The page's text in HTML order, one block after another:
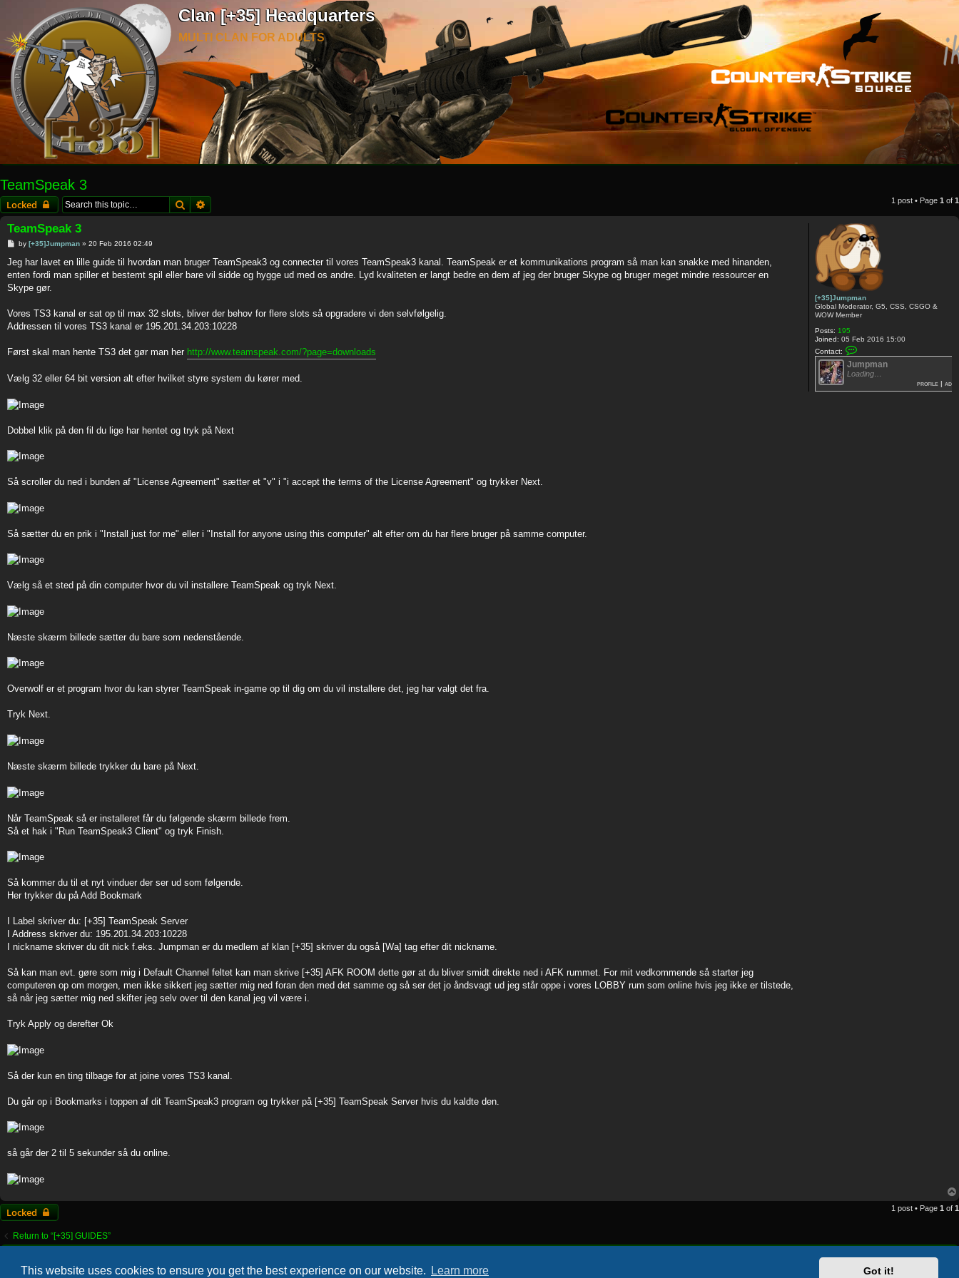
This website uses cookies to ensure you get the best experience on our website. Learn more Got it!
Clan [+35] Headquarters
MULTI CLAN FOR ADULTS
TeamSpeak 3
Locked SearchAdvanced search 1 post • Page 1 of 1
[+35]Jumpman
Global Moderator, G5, CSS, CSGO &
WOW Member
Posts: 195
Joined: 05 Feb 2016 15:00
Contact:
o
n
t
c
Jumpman
Loading…
profile | add
TeamSpeak 3
P
s
by [+35]Jumpman» 20 Feb 2016 02:49
Jeg har lavet en lille guide til hvordan man bruger TeamSpeak3 og connecter til vores TeamSpeak3 kanal. TeamSpeak er et kommunikations program så man kan snakke med hinanden,
enten fordi man spiller et bestemt spil eller bare vil sidde og hygge ud med os andre. Lyd kvaliteten er langt bedre en dem af jeg der bruger Skype og bruger meget mindre ressourcer en
Skype gør.
Vores TS3 kanal er sat op til max 32 slots, bliver der behov for flere slots så opgradere vi den selvfølgelig.
Addressen til vores TS3 kanal er 195.201.34.203:10228
Først skal man hente TS3 det gør man her http://www.teamspeak.com/?page=downloads
Vælg 32 eller 64 bit version alt efter hvilket styre system du kører med.
Dobbel klik på den fil du lige har hentet og tryk på Next
Så scroller du ned i bunden af "License Agreement" sætter et "v" i "i accept the terms of the License Agreement" og trykker Next.
Så sætter du en prik i "Install just for me" eller i "Install for anyone using this computer" alt efter om du har flere bruger på samme computer.
Vælg så et sted på din computer hvor du vil installere TeamSpeak og tryk Next.
Næste skærm billede sætter du bare som nedenstående.
Overwolf er et program hvor du kan styrer TeamSpeak in-game op til dig om du vil installere det, jeg har valgt det fra.
Tryk Next.
Næste skærm billede trykker du bare på Next.
Når TeamSpeak så er installeret får du følgende skærm billede frem.
Så et hak i "Run TeamSpeak3 Client" og tryk Finish.
Så kommer du til et nyt vinduer der ser ud som følgende.
Her trykker du på Add Bookmark
I Label skriver du: [+35] TeamSpeak Server
I Address skriver du: 195.201.34.203:10228
I nickname skriver du dit nick f.eks. Jumpman er du medlem af klan [+35] skriver du også [Wa] tag efter dit nickname.
Så kan man evt. gøre som mig i Default Channel feltet kan man skrive [+35] AFK ROOM dette gør at du bliver smidt direkte ned i AFK rummet. For mit vedkommende så starter jeg
computeren op om morgen, men ikke sikkert jeg sætter mig ned foran den med det samme og så ser det jo åndsvagt ud jeg står oppe i vores LOBBY rum som online hvis jeg ikke er tilstede,
så når jeg sætter mig ned skifter jeg selv over til den kanal jeg vil være i.
Tryk Apply og derefter Ok
Så der kun en ting tilbage for at joine vores TS3 kanal.
Du går op i Bookmarks i toppen af dit TeamSpeak3 program og trykker på [+35] TeamSpeak Server hvis du kaldte den.
så går der 2 til 5 sekunder så du online.
Locked 1 post • Page 1 of 1
Return to “[+35] GUIDES”
All times areUTC+02:00
Delete cookies